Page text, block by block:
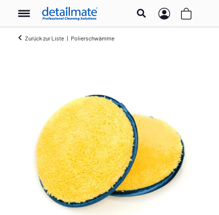
Zurück zur Liste Polierschwämme